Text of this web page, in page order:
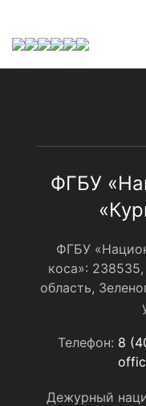
ФГБУ
ФГБУ
коса»:
область,
Телефон: 8
Дежурный